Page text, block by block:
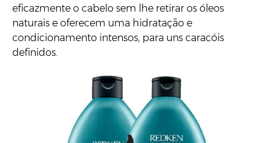
eficazmente o cabelo sem lhe retirar os óleos
naturais e oferecem uma hidratação e
condicionamento intensos, para uns caracóis
definidos.